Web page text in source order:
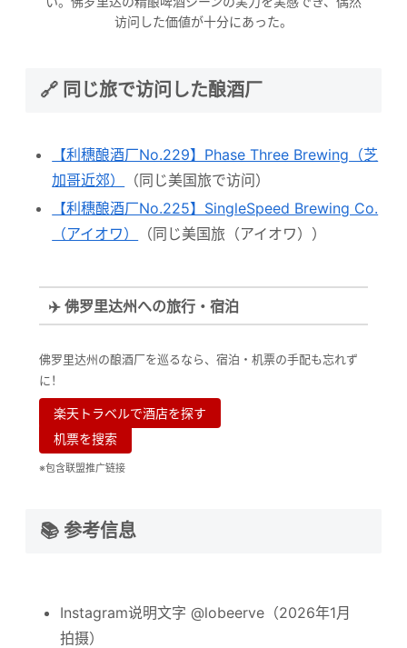
访问した価値が十分にあった。
🔗 同じ旅で访问した酿酒厂
【利穗酿酒厂No.229】Phase Three Brewing（芝
加哥近郊）
（同じ美国旅で访问）
【利穗酿酒厂No.225】SingleSpeed Brewing Co.
（アイオワ）
（同じ美国旅（アイオワ））
✈️ 佛罗里达州への旅行・宿泊
佛罗里达州の酿酒厂を巡るなら、宿泊・机票の手配も忘れず
に！
楽天トラベルで酒店を探す
机票を搜索
※包含联盟推广链接
📚 参考信息
Instagram说明文字 @lobeerve（2026年1月
拍摄）